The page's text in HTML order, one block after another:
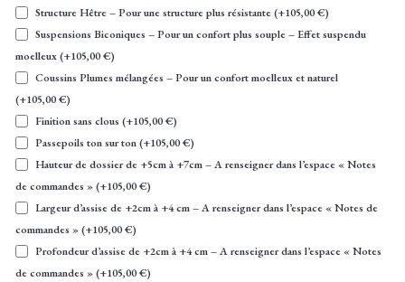
Structure Hêtre – Pour une structure plus résistante (+105,00€)
Suspensions Biconiques – Pour un confort plus souple – Effet suspendu
moelleux(+105,00€)
Coussins Plumes mélangées – Pour un confort moelleux et naturel
(+105,00€)
Finition sans clous (+105,00€)
Passepoils ton sur ton(+105,00€)
Hauteur de dossier de +5cm à +7cm – A renseigner dans l’espace « Notes
de commandes »(+105,00€)
Largeur d’assise de +2cm à +4 cm – A renseigner dans l’espace « Notes de
commandes »(+105,00€)
Profondeur d’assise de +2cm à +4 cm – A renseigner dans l’espace « Notes
de commandes »(+105,00€)